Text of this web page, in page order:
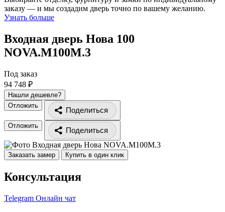
заказу — и мы создадим дверь точно по вашему желанию.
Узнать больше
Входная дверь Нова 100
NOVA.M100M.3
Под заказ
94 748 ₽
Нашли дешевле?
Отложить
Поделиться
Отложить
Поделиться
Заказать замер Купить в один клик
Консультация
Telegram Онлайн чат